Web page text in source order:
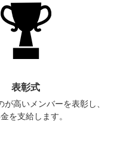
表彰式
が高いメンバーを表彰し、
を支給します。